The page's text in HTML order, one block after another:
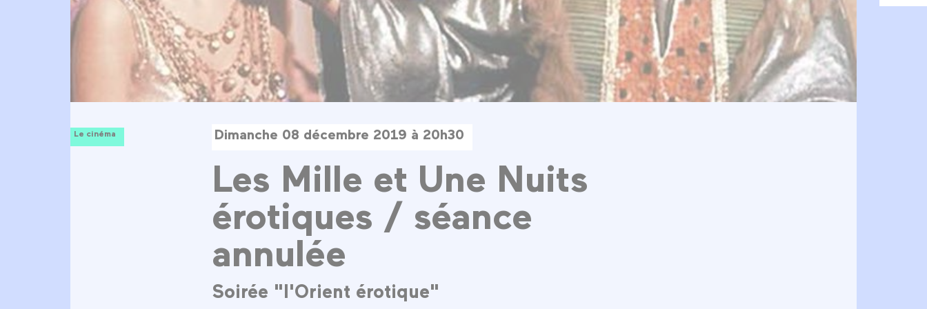
Le cinéma Dimanche 08 décembre 2019 à 20h30
Les Mille et Une Nuits
érotiques / séance
annulée
Soirée "l'Orient érotique"